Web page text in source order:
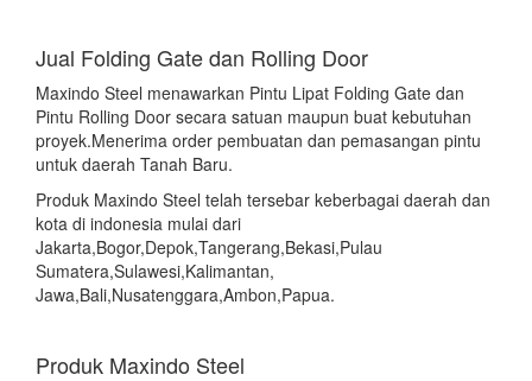
Jual Folding Gate dan Rolling Door
Maxindo Steel menawarkan Pintu Lipat Folding Gate dan
Pintu Rolling Door secara satuan maupun buat kebutuhan
proyek.Menerima order pembuatan dan pemasangan pintu
untuk daerah Tanah Baru.
Produk Maxindo Steel telah tersebar keberbagai daerah dan
kota di indonesia mulai dari
Jakarta,Bogor,Depok,Tangerang,Bekasi,Pulau
Sumatera,Sulawesi,Kalimantan,
Jawa,Bali,Nusatenggara,Ambon,Papua.
Produk Maxindo Steel